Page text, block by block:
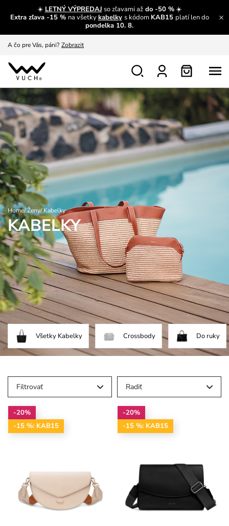
☀️ LETNÝ VÝPREDAJ so zľavami aždo -50 %☀️
Extra zľava -15 % na všetkykabelky s kódom KAB15 platí len do
pondelka 10. 8.
A čo sa inde nedozvieš? Prečítať viac
S čím chybu neurobíš? Pozri
Nech sa inšpirovať
Výmena a vrátenie zadarmo Zobraziť
Home/Ženy/Kabelky
KABELKY
Všetky Kabelky Crossbody Do ruky
Filtrovať Radiť
-20%
-15 %: KAB15
-20%
-15 %: KAB15